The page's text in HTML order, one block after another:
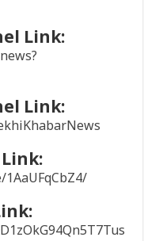
Link:
Link: